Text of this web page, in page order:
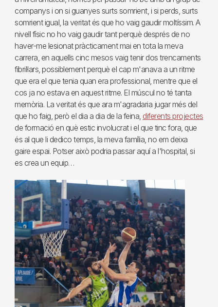
companys i on si guanyes surts somrient, i si perds, surts
somrient igual, la veritat és que ho vaig gaudir moltíssim. A
nivell físic no ho vaig gaudir tant perquè després de no
haver-me lesionat pràcticament mai en tota la meva
carrera, en aquells cinc mesos vaig tenir dos trencaments
fibril·lars, possiblement perquè el cap m'anava a un ritme
que era el que tenia quan era professional, mentre que el
cos ja no estava en aquest ritme. El múscul no té tanta
memòria. La veritat és que ara m'agradaria jugar més del
que ho faig, però el dia a dia de la feina, diferents projectes
de formació en què estic involucrat i el que tinc fora, que
és al que li dedico temps, la meva família, no em deixa
gaire espai. Potser això podria passar aquí a l'hospital, si
es crea un equip…